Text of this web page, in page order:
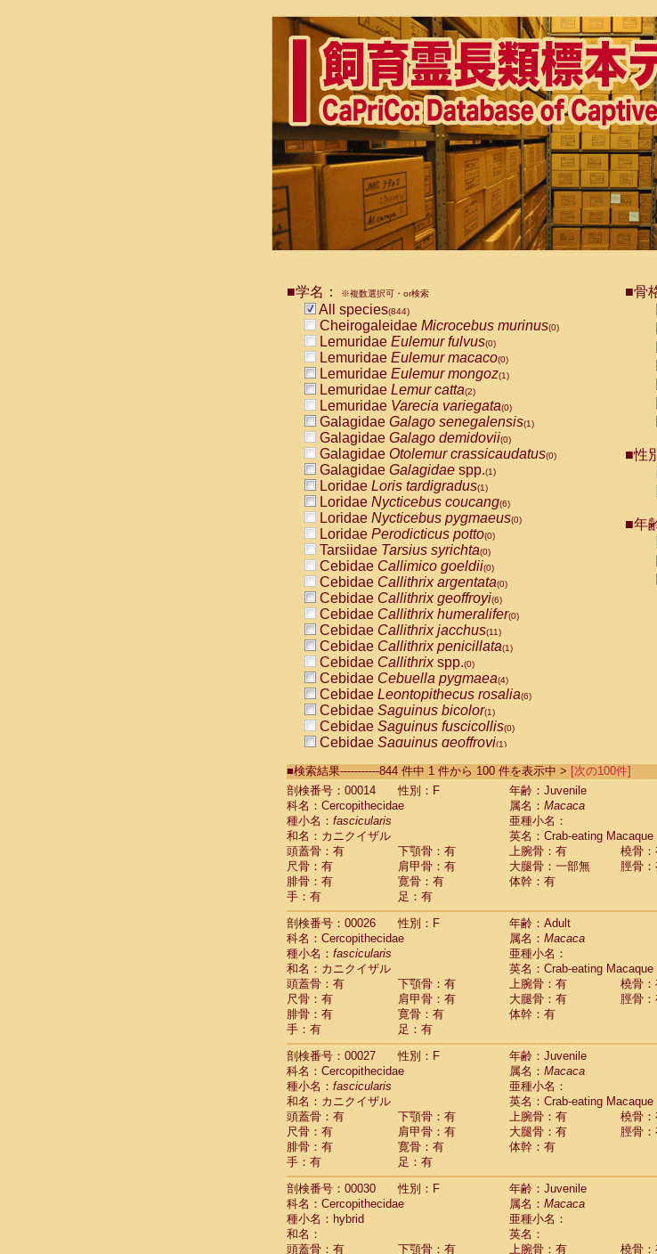
■学名： ※複数選択可・or検索
All species(844)
Cheirogaleidae Microcebus murinus(0)
Lemuridae Eulemur fulvus(0)
Lemuridae Eulemur macaco(0)
Lemuridae Eulemur mongoz(1)
Lemuridae Lemur catta(2)
Lemuridae Varecia variegata(0)
Galagidae Galago senegalensis(1)
Galagidae Galago demidovii(0)
Galagidae Otolemur crassicaudatus(0)
Galagidae Galagidae spp.(1)
Loridae Loris tardigradus(1)
Loridae Nycticebus coucang(6)
Loridae Nycticebus pygmaeus(0)
Loridae Perodicticus potto(0)
Tarsiidae Tarsius syrichta(0)
Cebidae Callimico goeldii(0)
Cebidae Callithrix argentata(0)
Cebidae Callithrix geoffroyi(6)
Cebidae Callithrix humeralifer(0)
Cebidae Callithrix jacchus(11)
Cebidae Callithrix penicillata(1)
Cebidae Callithrixspp.(0)
Cebidae Cebuella pygmaea(4)
Cebidae Leontopithecus rosalia(6)
Cebidae Saguinus bicolor(1)
Cebidae Saguinus fuscicollis(0)
Cebidae Saguinus geoffroyi(1)
CebidaeSaguinus labiatus(0)
Cebidae Saguinus leucopus (2)
CebidaeSaguinus midas
CebidaeSaguinus mystax
CebidaeSaguinus nigricollis (22)
Cebidae Saguinus oedipus
Cebidae Saguinus weddelli
Cebidae Saguinusspp.
Cebidae Aotus trivirgatus
Cebidae Cebus albifrons
CebidaeCebus apella
CebidaeCebus capucinus
CebidaeCebus nigrivittatus
Cebidae Cebusspp.(0)
Cebidae Saimiri boliviensis
Cebidae Saimiri sciureus
Atelidae Alouatta caraya
AtelidaeAlouatta fusca
Atelidae Alouatta seniculus
AtelidaeAlouatta
AtelidaeAteles belzebuth
Atelidae Ateles geoffroyi
Atelidae Ateles paniscus
Atelidae Atelesspp.
Atelidae Lagothrix lagothricha
AtelidaeLagothrix lagothricha cana(0)
Pitheciidae Cacajao calvus rubicundus(0)
PitheciidaeCallicebus cupreus(2)
Pitheciidae Callicebus donacophilus(0)
Pitheciidae Callicebus moloch(0)
■骨
■性
■年
■検索結果-----------844 件中 1 件から 100 件を表示中 > [次の100件]
剖検番号：00014
性別：F
年齢：Juvenile
科名：Cercopithecidae
属名： Macaca
種小名： fascicularis
亜種小名：
和名：カニクイザル
英名：Crab-eating Macaque
頭蓋骨：有
下顎骨：有 上腕骨：有
橈骨
尺骨：有
肩甲骨：有 大腿骨：一部無
脛骨
腓骨：有
寛骨：有
体幹：有
手：有
足：有
剖検番号：00026
性別：F
年齢：Adult
科名：Cercopithecidae
属名： Macaca
種小名： fascicularis
亜種小名：
和名：カニクイザル
英名：Crab-eating Macaque
頭蓋骨：有
下顎骨：有 上腕骨：有
橈骨
尺骨：有
肩甲骨：有 大腿骨：有
脛骨
腓骨：有
寛骨：有
体幹：有
手：有
足：有
剖検番号：00027
性別：F
年齢：Juvenile
科名：Cercopithecidae
属名： Macaca
種小名： fascicularis
亜種小名：
和名：カニクイザル
英名：Crab-eating Macaque
頭蓋骨：有
下顎骨：有 上腕骨：有
橈骨
尺骨：有
肩甲骨：有 大腿骨：有
脛骨
腓骨：有
寛骨：有
体幹：有
手：有
足：有
剖検番号：00030
性別：F
年齢：Juvenile
科名：Cercopithecidae
属名： Macaca
種小名：hybrid
亜種小名：
和名：
英名：
頭蓋骨：有
下顎骨：有 上腕骨：有
橈骨